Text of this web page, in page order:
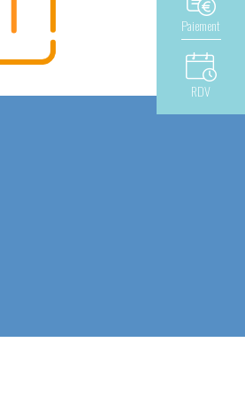
Paiement
RDV